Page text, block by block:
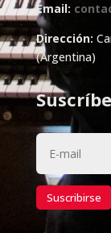
Email:
Dirección:
(Argentina)
Suscribirse